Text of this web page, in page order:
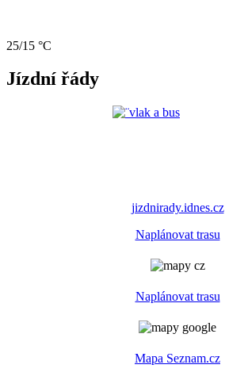
25/15 °C
Jízdní řády
jizdnirady.idnes.cz
Naplánovat trasu
Naplánovat trasu
Mapa Seznam.cz